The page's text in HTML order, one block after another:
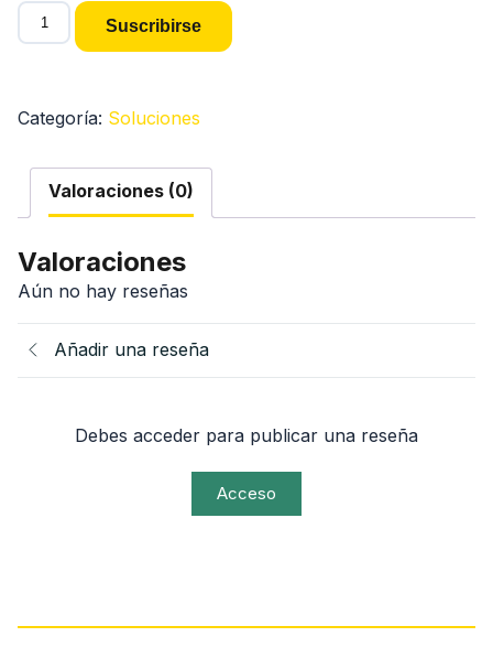
Sistema
de
pedidos
Suscribirse
Categoría: Soluciones
Valoraciones (0)
Valoraciones
Aún no hay reseñas
Añadir una reseña
Debes acceder para publicar una reseña
Acceso